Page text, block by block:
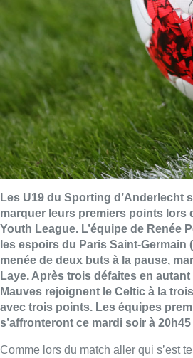
Les U19 du Sporting d’Anderlecht
marquer leurs premiers points lors
Youth League. L’équipe de Renée
les espoirs du Paris Saint-Germain
menée de deux buts à la pause,
Laye. Après trois défaites en
Mauves rejoignent le Celtic à la
avec trois points. Les équipes
s’affronteront ce mardi soir à
Comme lors du match aller qui s’est